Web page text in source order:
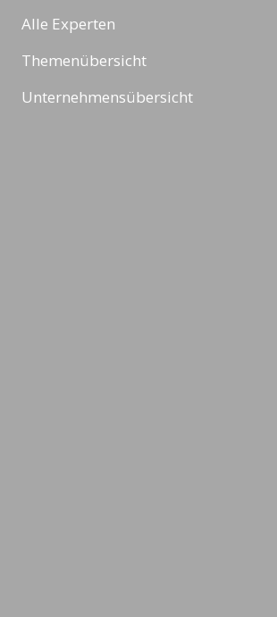
Alle Experten
Themenübersicht
Unternehmensübersicht